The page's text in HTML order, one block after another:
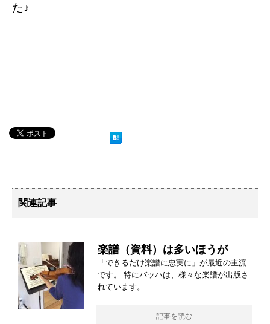
た♪
関連記事
楽譜（資料）は多いほうが
「できるだけ楽譜に忠実に」が最近の主流
です。 特にバッハは、様々な楽譜が出版さ
れています。
記事を読む